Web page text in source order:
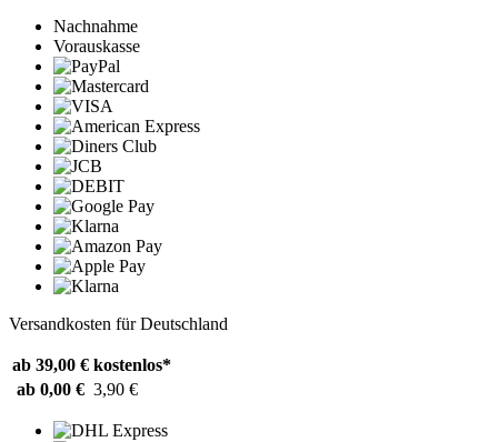
Nachnahme
Vorauskasse
Versandkosten für Deutschland
ab 39,00 € kostenlos*
ab 0,00 € 3,90 €